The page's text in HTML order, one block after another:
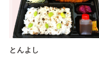
3F Service &
floor
とんよし